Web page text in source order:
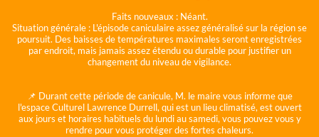
Faits nouveaux : Néant.
Situation générale : L'épisode caniculaire assez généralisé sur la région se
poursuit. Des baisses de températures maximales seront enregistrées
par endroit, mais jamais assez étendu ou durable pour justifier un
changement du niveau de vigilance.
📌 Durant cette période de canicule, M. le maire vous informe que
l'espace Culturel Lawrence Durrell, qui est un lieu climatisé, est ouvert
aux jours et horaires habituels du lundi au samedi, vous pouvez vous y
rendre pour vous protéger des fortes chaleurs.